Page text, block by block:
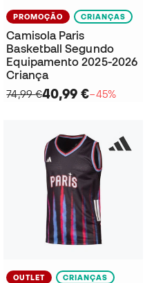
PROMOÇÃO CRIANÇAS
Camisola Paris
Basketball Segundo
Equipamento 2025-2026
Criança
74,99 €40,99 €−45%
OUTLET CRIANÇAS